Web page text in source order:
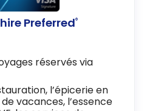
Preferred®
réservés via
l’épicerie en
vacances, l’essence